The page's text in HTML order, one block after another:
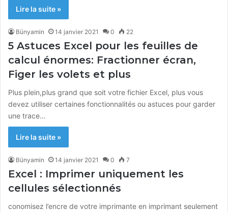
Lire la suite »
Bünyamin 14 janvier 2021 0 22
5 Astuces Excel pour les feuilles de
calcul énormes: Fractionner écran,
Figer les volets et plus
Plus plein,plus grand que soit votre fichier Excel, plus vous
devez utiliser certaines fonctionnalités ou astuces pour garder
une trace…
Lire la suite »
Bünyamin 14 janvier 2021 0 7
Excel : Imprimer uniquement les
cellules sélectionnés
conomisez l’encre de votre imprimante en imprimant seulement